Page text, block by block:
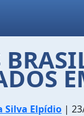
Silva Elpídio |